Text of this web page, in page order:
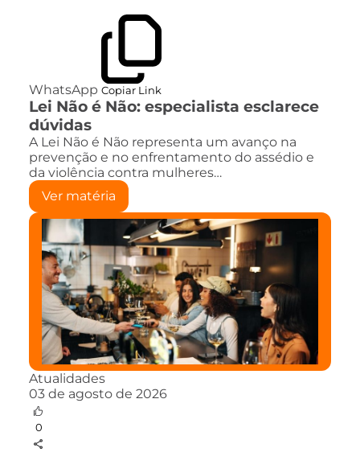
WhatsApp Copiar Link
Lei Não é Não: especialista esclarece
dúvidas
A Lei Não é Não representa um avanço na
prevenção e no enfrentamento do assédio e
da violência contra mulheres…
Ver matéria
Atualidades
03 de agosto de 2026
0